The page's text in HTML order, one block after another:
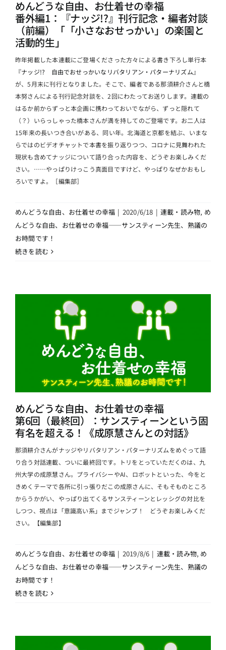
めんどうな自由、お仕着せの幸福
番外編1：『ナッジ!?』刊行記念・編者対談
（前編）「「小さなおせっかい」の楽園と
活動的生」
昨年掲載した本連載にご登場くださった方々による書き下ろし単行本
『ナッジ!? 自由でおせっかいなリバタリアン・パターナリズム』
が、5月末に刊行となりました。そこで、編者である那須耕介さんと橋
本努さんによる刊行記念対談を、2回にわたってお送りします。連載の
はるか前からずっと本企画に携わっておいでながら、ずっと隠れて
（？）いらっしゃった橋本さんが満を持してのご登場です。お二人は
15年来の長いつき合いがある、同い年。北海道と京都を結ぶ、いまな
らではのビデオチャットで本書を振り返りつつ、コロナに見舞われた
現状も含めてナッジについて語り合った内容を、どうぞお楽しみくだ
さい。……やっぱりけっこう真面目ですけど、やっぱりなぜかおもし
ろいですよ。［編集部］
めんどうな自由、お仕着せの幸福 | 2020/6/18 | 連載・読み物, め
んどうな自由、お仕着せの幸福――サンスティーン先生、熟議の
お時間です！
続きを読む
めんどうな自由、お仕着せの幸福
第6回（最終回）：サンスティーンという固
有名を超える！《成原慧さんとの対話》
那須耕介さんがナッジやリバタリアン・パターナリズムをめぐって語
り合う対話連載、ついに最終回です。トリをとっていただくのは、九
州大学の成原慧さん。プライバシーやAI、ロボットといった、今をと
きめくテーマで各所に引っ張りだこの成原さんに、そもそものところ
からうかがい、やっぱり出てくるサンスティーンとレッシグの対比を
しつつ、視点は「意識高い系」までジャンプ！ どうぞお楽しみくだ
さい。【編集部】
めんどうな自由、お仕着せの幸福 | 2019/8/6 | 連載・読み物, め
んどうな自由、お仕着せの幸福――サンスティーン先生、熟議の
お時間です！
続きを読む